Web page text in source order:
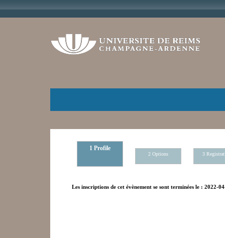
1 Profile
2 Options 3
Les inscriptions de cet évènement se sont terminées le : 2022-